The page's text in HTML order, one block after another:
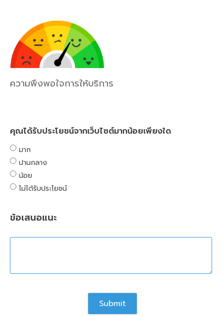
ความพึงพอใจการให้บริการ
คุณได้รับประโยชน์จากเว็บไซต์มากน้อยเพียงใด
มาก
ปานกลาง
น้อย
ไม่ได้รับประโยชน์
ข้อเสนอแนะ